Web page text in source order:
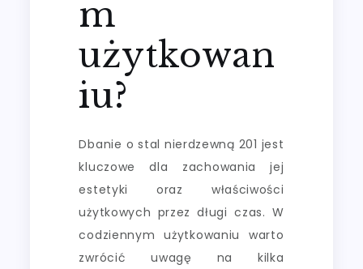
m
użytkowan
iu?
Dbanie o stal nierdzewną 201 jest
kluczowe dla zachowania jej
estetyki oraz właściwości
użytkowych przez długi czas. W
codziennym użytkowaniu warto
zwrócić uwagę na kilka